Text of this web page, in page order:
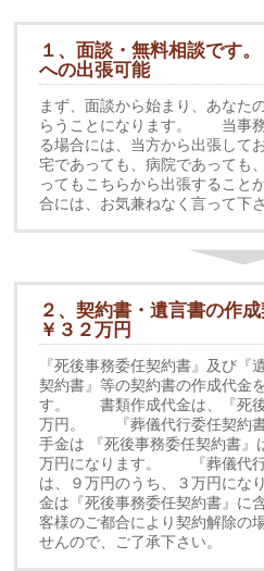
１、面談・無料相談で
への出張可能
まず、面談から始まり、あなた
らうことになります。 当事務
る場合には、当方から出張し
宅であっても、病院であっても
ってもこちらから出張するこ
合には、お気兼ねなく言って下さ
２、契約書・遺言書の
￥３２万円
『死後事務委任契約書』及び『
契約書』等の契約書の作成代金
す。 書類作成代金は、『死後
万円。 『葬儀代行委任契約
手金は 『死後事務委任契約書』
万円になります。 『葬儀代行
は、９万円のうち、３万円に
金は『死後事務委任契約書』
客様のご都合により契約解除の
せんので、ご了承下さい。